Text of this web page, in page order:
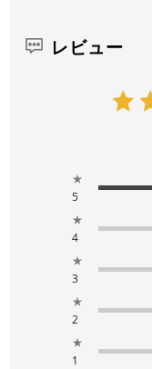
レビュー
★
5
★
4
★
3
★
2
★
1